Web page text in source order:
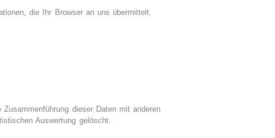
die Ihr Browser an uns übermittelt.
dieser Daten mit anderen
Auswertung gelöscht.